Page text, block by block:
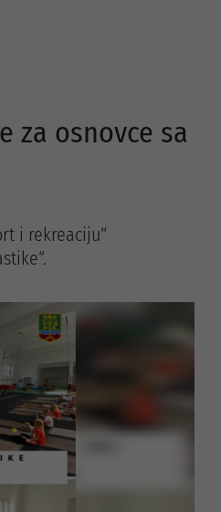
za osnovce sa
i rekreaciju“